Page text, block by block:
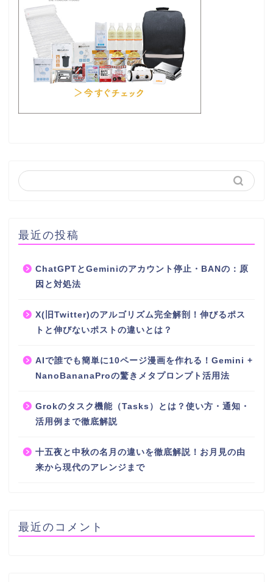
最近の投稿
ChatGPTとGeminiのアカウント停止・BANの：原
因と対処法
X(旧Twitter)のアルゴリズム完全解剖！伸びるポス
トと伸びないポストの違いとは？
AIで誰でも簡単に10ページ漫画を作れる！Gemini +
NanoBananaProの驚きメタプロンプト活用法
Grokのタスク機能（Tasks）とは？使い方・通知・
活用例まで徹底解説
十五夜と中秋の名月の違いを徹底解説！お月見の由
来から現代のアレンジまで
最近のコメント